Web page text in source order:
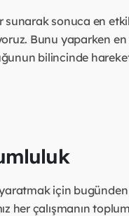
sunarak sonuca en
Bunu yaparken
bilincinde
için bugünden
her çalışmanın